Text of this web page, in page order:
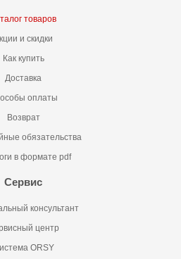
товаров
и скидки
Как купить
Доставка
оплаты
Возврат
обязательства
в формате pdf
Сервис
консультант
центр
ORSY